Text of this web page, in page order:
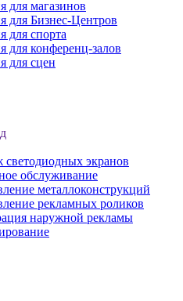
для магазинов
для Бизнес-Центров
для спорта
для конференц-залов
для сцен
экранов
обслуживание
металлоконструкций
рекламных роликов
наружной рекламы